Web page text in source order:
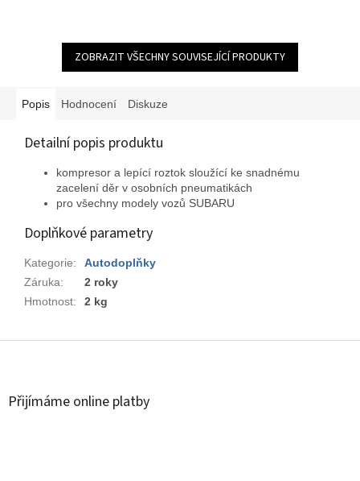
ZOBRAZIT VŠECHNY SOUVISEJÍCÍ PRODUKTY
Popis Hodnocení Diskuze
Detailní popis produktu
kompresor a lepící roztok sloužící ke snadnému
zacelení děr v osobních pneumatikách
pro všechny modely vozů SUBARU
Doplňkové parametry
Kategorie:
Autodoplňky
Záruka:
2 roky
Hmotnost: 2 kg
Z
Přijímáme online platby